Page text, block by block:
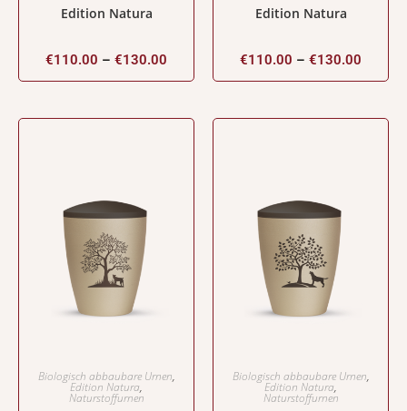
Edition Natura
€110.00 – €130.00
Edition Natura
€110.00 – €130.00
Biologisch abbaubare Urnen,
Edition Natura,
Naturstoffurnen
Biologisch abbaubare Urnen,
Edition Natura,
Naturstoffurnen